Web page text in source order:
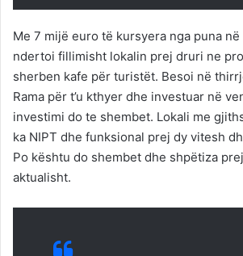
Me 7 mijë euro të kursyera nga puna
ndertoi fillimisht lokalin prej druri ne
sherben kafe për turistët. Besoi në
Rama për t’u kthyer dhe investuar në
investimi do te shembet. Lokali me
ka NIPT dhe funksional prej dy vitesh
Po kështu do shembet dhe shpëtiza
aktualisht.